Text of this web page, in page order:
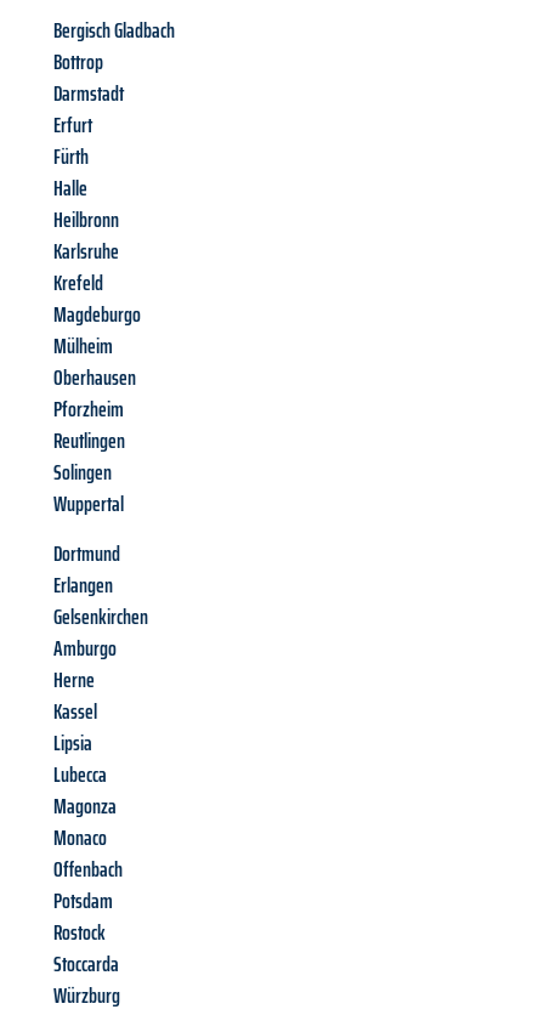
Bergisch Gladbach
Bottrop
Darmstadt
Erfurt
Fürth
Halle
Heilbronn
Karlsruhe
Krefeld
Magdeburgo
Mülheim
Oberhausen
Pforzheim
Reutlingen
Solingen
Wuppertal
Dortmund
Erlangen
Gelsenkirchen
Amburgo
Herne
Kassel
Lipsia
Lubecca
Magonza
Monaco
Offenbach
Potsdam
Rostock
Stoccarda
Würzburg